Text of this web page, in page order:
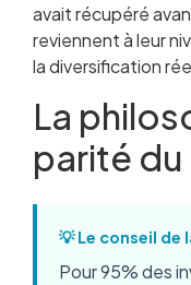
avait récupéré
reviennent à leur
la diversification
La
parité du
💡 Le conseil de
Pour 95% des